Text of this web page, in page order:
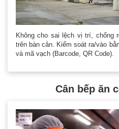
Không cho sai lệch vị trí, chống
trên bàn cân. Kiểm soát ra/vào
và mã vạch (Barcode, QR Code).
Cân bếp ăn